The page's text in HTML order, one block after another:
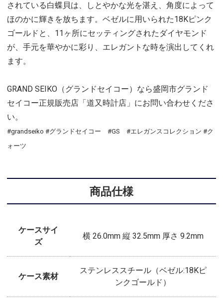
されている白蝶貝は、しとやかな光を湛え、角度によって
ほのかに輝きを放ちます。ベゼルに用いられた18Kピンク
ゴールドと、11ヶ所にセッティングされたダイヤモンド
が、手元を華やかに彩り、エレガントな時を演出してくれ
ます。
GRAND SEIKO（グランドセイコー）なら盛岡市グランド
セイコー正規販売店「道又時計店」にお問い合わせくださ
い。
#grandseiko #グランドセイコー #GS #エレガンスコレクション #ク
ォーツ
商品仕様
ケースサイ
ズ
横 26.0mm 縦 32.5mm 厚さ 9.2mm
ケース素材
ステンレススチール（ベゼル:18Kピ
ンクゴールド）